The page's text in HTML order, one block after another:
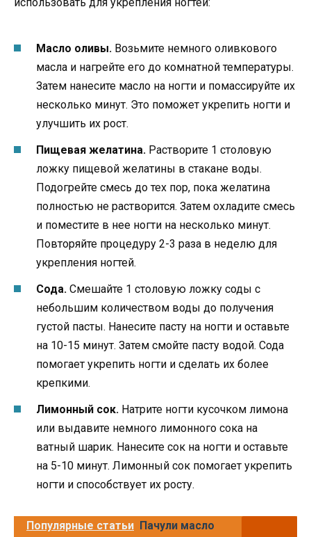
использовать для укрепления ногтей:
Масло оливы. Возьмите немного оливкового
масла и нагрейте его до комнатной температуры.
Затем нанесите масло на ногти и помассируйте их
несколько минут. Это поможет укрепить ногти и
улучшить их рост.
Пищевая желатина. Растворите 1 столовую
ложку пищевой желатины в стакане воды.
Подогрейте смесь до тех пор, пока желатина
полностью не растворится. Затем охладите смесь
и поместите в нее ногти на несколько минут.
Повторяйте процедуру 2-3 раза в неделю для
укрепления ногтей.
Сода. Смешайте 1 столовую ложку соды с
небольшим количеством воды до получения
густой пасты. Нанесите пасту на ногти и оставьте
на 10-15 минут. Затем смойте пасту водой. Сода
помогает укрепить ногти и сделать их более
крепкими.
Лимонный сок. Натрите ногти кусочком лимона
или выдавите немного лимонного сока на
ватный шарик. Нанесите сок на ногти и оставьте
на 5-10 минут. Лимонный сок помогает укрепить
ногти и способствует их росту.
Популярные статьи Пачули масло